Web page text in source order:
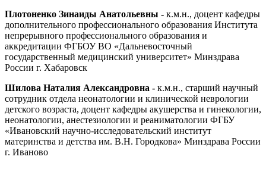
Плотоненко Зинаиды Анатольевны - к.м.н., доцент кафедры
дополнительного профессионального образования Института
непрерывного профессионального образования и
аккредитации ФГБОУ ВО «Дальневосточный
государственный медицинский университет» Минздрава
России г. Хабаровск
Шилова Наталия Александровна - к.м.н., старший научный
сотрудник отдела неонатологии и клинической неврологии
детского возраста, доцент кафедры акушерства и гинекологии,
неонатологии, анестезиологии и реаниматологии ФГБУ
«Ивановский научно-исследовательский институт
материнства и детства им. В.Н. Городкова» Минздрава России
г. Иваново